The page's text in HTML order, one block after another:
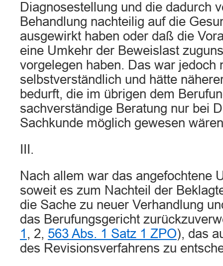
Diagnosestellung und die dadurch
Behandlung nachteilig auf die
ausgewirkt haben oder daß die
eine Umkehr der Beweislast
vorgelegen haben. Das war jedoch
selbstverständlich und hätte
bedurft, die im übrigen dem
sachverständige Beratung nur bei
Sachkunde möglich gewesen
III.
Nach allem war das angefochtene
soweit es zum Nachteil der
die Sache zu neuer Verhandlung
das Berufungsgericht
1 , 2, 563 Abs. 1 Satz 1 ZPO), das
des Revisionsverfahrens zu